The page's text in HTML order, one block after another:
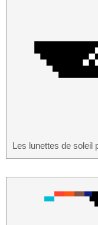
Les lunettes de soleil